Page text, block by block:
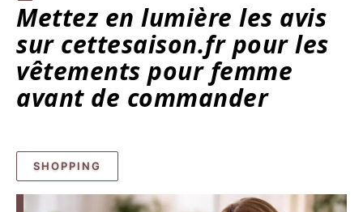
Mettez en lumière les avis
sur cettesaison.fr pour les
vêtements pour femme
avant de commander
SHOPPING